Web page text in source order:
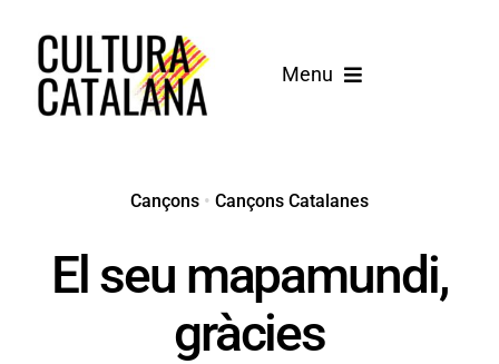
content
Menu
Cançons
Blog
Cançons • Cançons Catalanes
El seu mapamundi,
gràcies